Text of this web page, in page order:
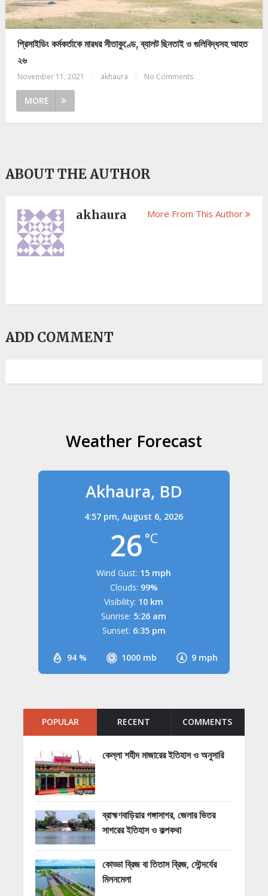
প্রিসাইডিং কর্মকর্তাকে মারধর সীতাকুণ্ডে, ব্যালট ছিনতাই ও গুলিবিদ্ধসহ আহত
২৬
November 11, 2021 akhaura No Comments
MORE
ABOUT THE AUTHOR
akhaura More From This Author
ADD COMMENT
Weather Forecast
Akhaura, BD
4:57 pm,August 6, 2026
26 °C
94 % 1000 mb 9 mph
Wind Gust: 15 mph
Clouds: 99%
Visibility: 10 km
Sunrise: 5:26 am
Sunset: 6:35 pm
POPULAR RECENT COMMENTS
কেল্লা শহীদ মাজারের ইতিহাস ও অনুসারি
ব্রাহ্মণবাড়িয়ার গঙ্গাসাগর, জেলার ভিতর
সাগরের ইতিহাস ও কল্পকথা
কোড্ডা ব্রিজ বা তিতাস ব্রিজ, সৌন্দর্যের
মিলনমেলা